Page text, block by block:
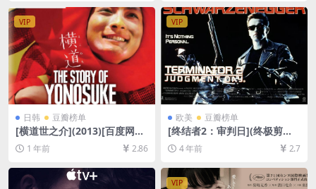
B][中文字幕]
VIP
日韩 豆瓣榜单
[横道世之介](2013)[百度网盘
+夸克网盘1080P超清未删减
资源][网盘在线播放/下载][MP
4/10GB][中文字幕]
1 年前 2.86
VIP
欧美 豆瓣榜单
[终结者2：审判日](终极剪辑
版)Terminator 2: Judgment
Day (1991)[百度网盘+迅雷云
盘资源1080P超清未删减][MP
4/11GB][中英字幕]
4 年前 2.7
VIP